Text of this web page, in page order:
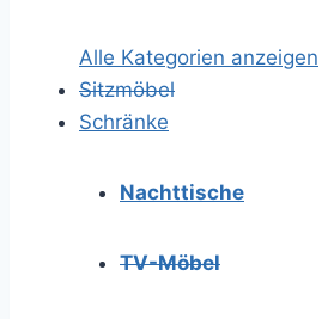
Alle Kategorien anzeigen
Sitzmöbel
Schränke
Nachttische
TV-Möbel